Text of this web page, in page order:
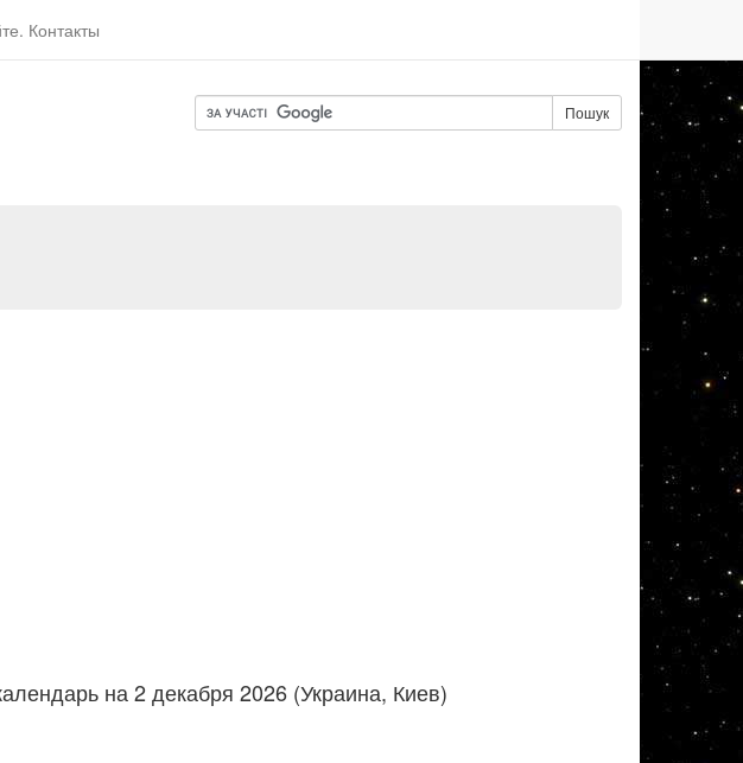
Контакты
Пошук
на 2 декабря 2026 (Украина, Киев)